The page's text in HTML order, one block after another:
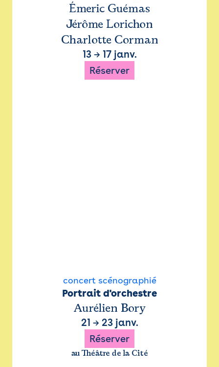
Émeric Guémas
Jérôme Lorichon
Charlotte Corman
13→ 17 janv.
Réserver
concert scénographié
Portrait d'orchestre
Aurélien Bory
21 → 23 janv.
Réserver
au Théâtre de la Cité